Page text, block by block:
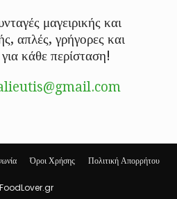
μαγειρικής και
απλές, γρήγορες και
κάθε περίσταση!
Όροι Χρήσης Πολιτική Απορρήτου